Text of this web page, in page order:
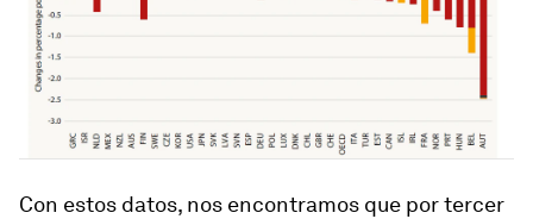
Con estos datos, nos encontramos que por tercer